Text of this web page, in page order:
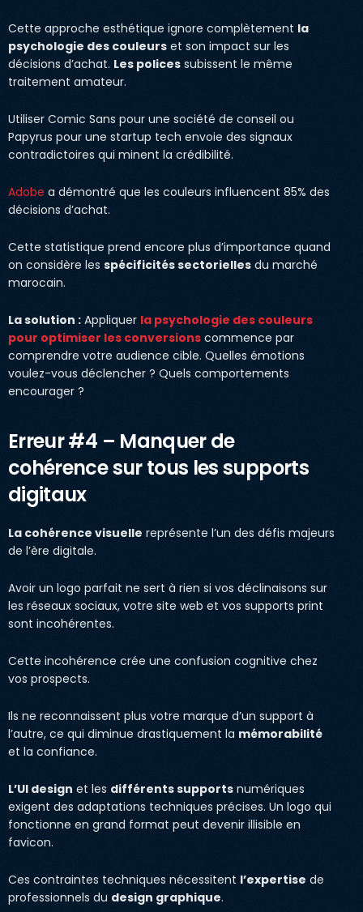
Cette approche esthétique ignore complètement la
psychologie des couleurs et son impact sur les
décisions d’achat. Les polices subissent le même
traitement amateur.
Utiliser Comic Sans pour une société de conseil ou
Papyrus pour une startup tech envoie des signaux
contradictoires qui minent la crédibilité.
Adobe a démontré que les couleurs influencent 85% des
décisions d’achat.
Cette statistique prend encore plus d’importance quand
on considère les spécificités sectorielles du marché
marocain.
La solution : Appliquer la psychologie des couleurs
pour optimiser les conversions commence par
comprendre votre audience cible. Quelles émotions
voulez-vous déclencher ? Quels comportements
encourager ?
Erreur #4 – Manquer de
cohérence sur tous les supports
digitaux
La cohérence visuelle représente l’un des défis majeurs
de l’ère digitale.
Avoir un logo parfait ne sert à rien si vos déclinaisons sur
les réseaux sociaux, votre site web et vos supports print
sont incohérentes.
Cette incohérence crée une confusion cognitive chez
vos prospects.
Ils ne reconnaissent plus votre marque d’un support à
l’autre, ce qui diminue drastiquement la mémorabilité
et la confiance.
L’UI design et les différents supports numériques
exigent des adaptations techniques précises. Un logo qui
fonctionne en grand format peut devenir illisible en
favicon.
Ces contraintes techniques nécessitent l’expertise de
professionnels du design graphique.